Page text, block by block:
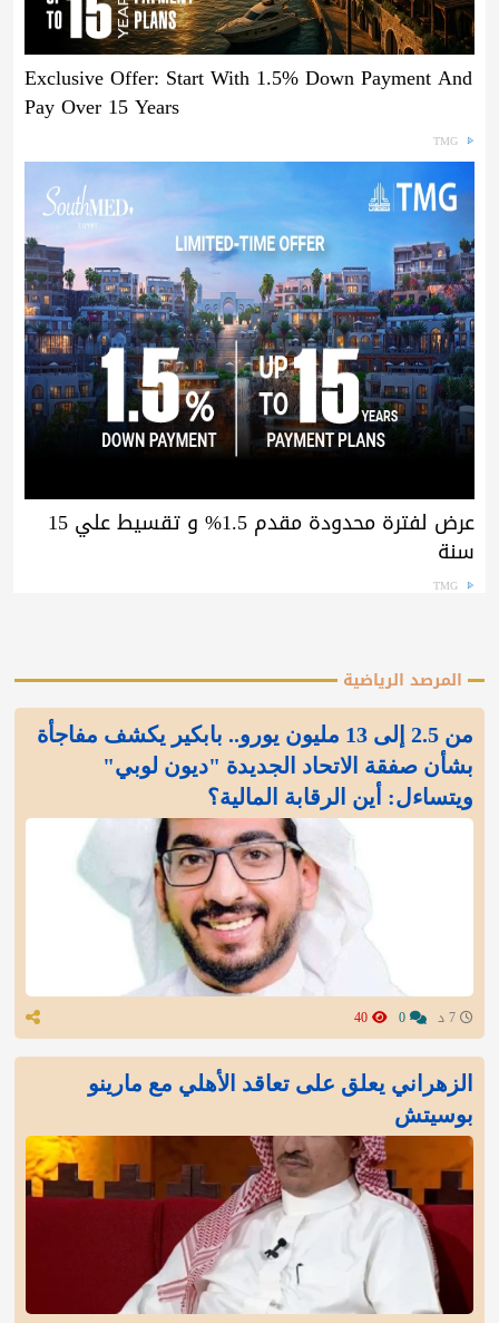
Exclusive Offer: Start With 1.5% Down Payment And
Pay Over 15 Years
TMG
عرض لفترة محدودة مقدم 1.5% و تقسيط علي 15
سنة
TMG
المرصد الرياضية
من 2.5 إلى 13 مليون يورو.. بابكير يكشف مفاجأة
بشأن صفقة الاتحاد الجديدة "ديون لوبي"
ويتساءل: أين الرقابة المالية؟
الزهراني يعلق على تعاقد الأهلي مع مارينو
بوسيتش